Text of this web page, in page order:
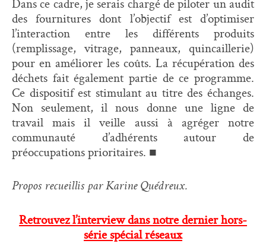
Dans ce cadre, je serais chargé de piloter un audit
des fournitures dont l’objectif est d’optimiser
l’interaction entre les différents produits
(remplissage, vitrage, panneaux, quincaillerie)
pour en améliorer les coûts. La récupération des
déchets fait également partie de ce programme.
Ce dispositif est stimulant au titre des échanges.
Non seulement, il nous donne une ligne de
travail mais il veille aussi à agréger notre
communauté d’adhérents autour de
préoccupations prioritaires. ■
Propos recueillis par Karine Quédreux.
Retrouvez l’interview dans notre dernier hors-
série spécial réseaux